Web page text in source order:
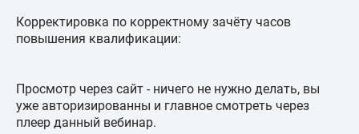
Корректировка по корректному зачёту часов
повышения квалификации:
Просмотр через сайт - ничего не нужно делать, вы
уже авторизированны и главное смотреть через
плеер данный вебинар.